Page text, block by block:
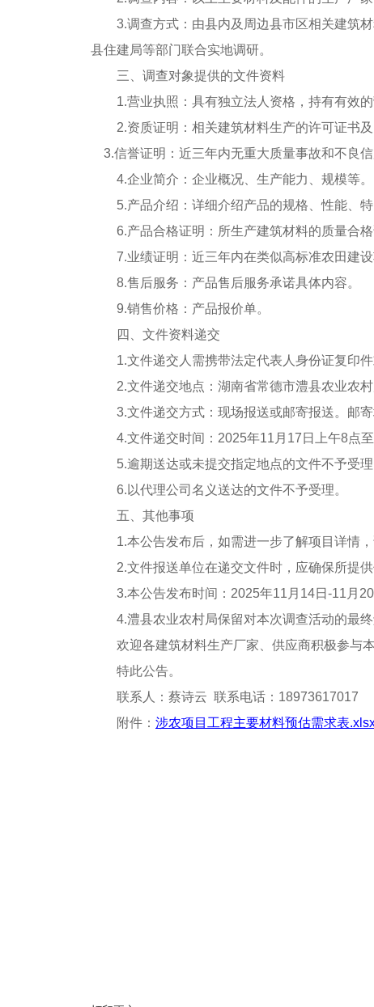
3.调查方式：由县内及周边县市区相关建筑
县住建局等部门联合实地调研。
三、调查对象提供的文件资料
1.营业执照：具有独立法人资格，持有有效的
2.资质证明：相关建筑材料生产的许可证书及
3.信誉证明：近三年内无重大质量事故和不良信
4.企业简介：企业概况、生产能力、规模等。
5.产品介绍：详细介绍产品的规格、性能、特
6.产品合格证明：所生产建筑材料的质量合
7.业绩证明：近三年内在类似高标准农田建
8.售后服务：产品售后服务承诺具体内容。
9.销售价格：产品报价单。
四、文件资料递交
1.文件递交人需携带法定代表人身份证复印
2.文件递交地点：湖南省常德市澧县农业农村
3.文件递交方式：现场报送或邮寄报送。邮
4.文件递交时间：2025年11月17日上午8点
5.逾期送达或未提交指定地点的文件不予受理
6.以代理公司名义送达的文件不予受理。
五、其他事项
1.本公告发布后，如需进一步了解项目详情，
2.文件报送单位在递交文件时，应确保所提
3.本公告发布时间：2025年11月14日-11月20
4.澧县农业农村局保留对本次调查活动的最终
欢迎各建筑材料生产厂家、供应商积极参与
特此公告。
联系人：蔡诗云 联系电话：18973617017
附件： 涉农项目工程主要材料预估需求表